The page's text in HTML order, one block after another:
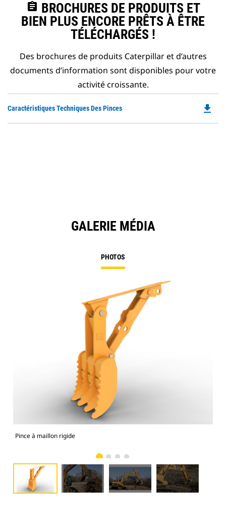
assignment BROCHURES DE PRODUITS ET
BIEN PLUS ENCORE PRÊTS À ÊTRE
TÉLÉCHARGÉS !
Des brochures de produits Caterpillar et d’autres
documents d’information sont disponibles pour votre
activité croissante.
Caractéristiques Techniques Des Pinces file_download
GALERIE MÉDIA
PHOTOS
Pince à maillon rigide